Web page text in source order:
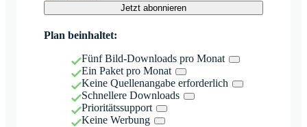
Jetzt abonnieren
Plan beinhaltet:
Fünf Bild-Downloads pro Monat
Ein Paket pro Monat
Keine Quellenangabe erforderlich
Schnellere Downloads
Prioritätssupport
Keine Werbung